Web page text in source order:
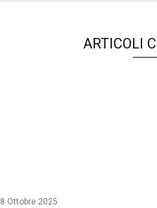
ARTICOLI
8 Ottobre 2025